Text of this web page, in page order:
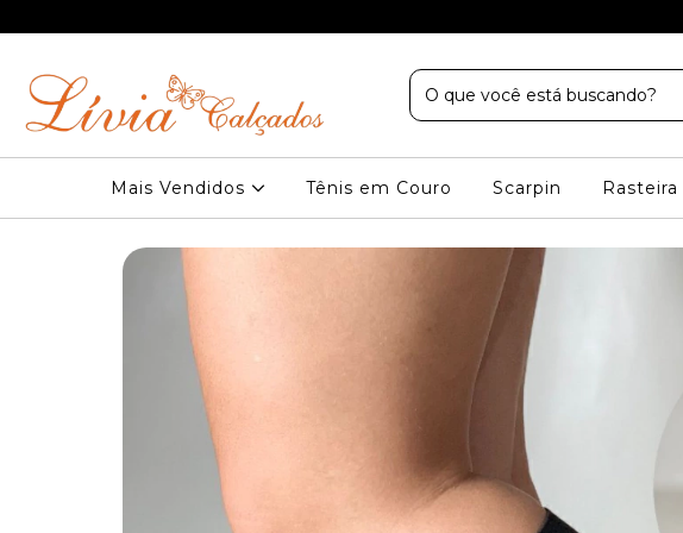
Mais Vendidos Tênis em Couro Scarpin Rasteira